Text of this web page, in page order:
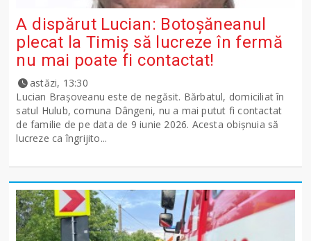
A dispărut Lucian: Botoșăneanul
plecat la Timiș să lucreze în fermă
nu mai poate fi contactat!
astăzi, 13:30
Lucian Brașoveanu este de negăsit. Bărbatul, domiciliat în
satul Hulub, comuna Dângeni, nu a mai putut fi contactat
de familie de pe data de 9 iunie 2026. Acesta obișnuia să
lucreze ca îngrijito...